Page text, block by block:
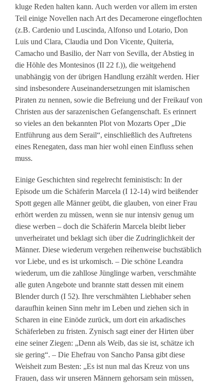
kluge Reden halten kann. Auch werden vor allem im ersten
Teil einige Novellen nach Art des Decamerone eingeflochten
(z.B. Cardenio und Luscinda, Alfonso und Lotario, Don
Luis und Clara, Claudia und Don Vicente, Quiteria,
Camacho und Basilio, der Narr von Sevilla, der Abstieg in
die Höhle des Montesinos (II 22 f.)), die weitgehend
unabhängig von der übrigen Handlung erzählt werden. Hier
sind insbesondere Auseinandersetzungen mit islamischen
Piraten zu nennen, sowie die Befreiung und der Freikauf von
Christen aus der sarazenischen Gefangenschaft. Es erinnert
so vieles an den bekannten Plot von Mozarts Oper „Die
Entführung aus dem Serail“, einschließlich des Auftretens
eines Renegaten, dass man hier wohl einen Einfluss sehen
muss.
Einige Geschichten sind regelrecht feministisch: In der
Episode um die Schäferin Marcela (I 12-14) wird beißender
Spott gegen alle Männer geübt, die glauben, von einer Frau
erhört werden zu müssen, wenn sie nur intensiv genug um
diese werben – doch die Schäferin Marcela bleibt lieber
unverheiratet und beklagt sich über die Zudringlichkeit der
Männer. Diese wiederum vergehen reihenweise buchstäblich
vor Liebe, und es ist urkomisch. – Die schöne Leandra
wiederum, um die zahllose Jünglinge warben, verschmähte
alle guten Angebote und brannte statt dessen mit einem
Blender durch (I 52). Ihre verschmähten Liebhaber sehen
daraufhin keinen Sinn mehr im Leben und ziehen sich in
Scharen in eine Einöde zurück, um dort ein arkadisches
Schäferleben zu fristen. Zynisch sagt einer der Hirten über
eine seiner Ziegen: „Denn als Weib, das sie ist, schätze ich
sie gering“. – Die Ehefrau von Sancho Pansa gibt diese
Weisheit zum Besten: „Es ist nun mal das Kreuz von uns
Frauen, dass wir unseren Männern gehorsam sein müssen,